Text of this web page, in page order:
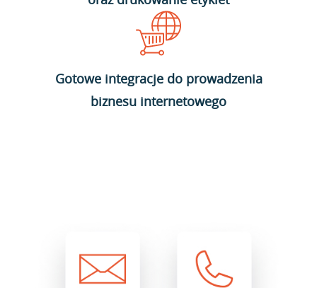
Gotowe integracje do prowadzenia
biznesu internetowego